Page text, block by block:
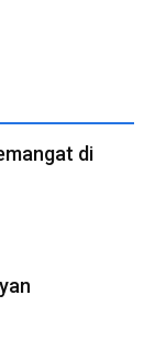
di